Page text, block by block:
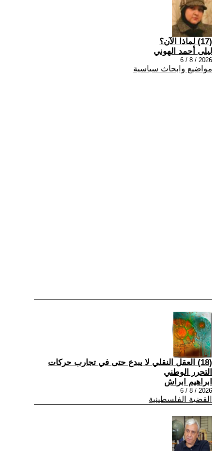
(17) لماذا الآن؟
ليلى أحمد الهوني
2026 / 8 / 6
مواضيع وابحاث سياسية
(18) العقل النقلي لا يبدع حتى في تجارب حركات
التحرر الوطني
ابراهيم ابراش
2026 / 8 / 6
القضية الفلسطينية